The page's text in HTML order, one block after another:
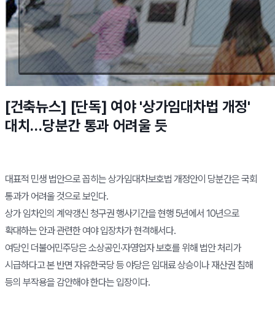
[건축뉴스] [단독] 여야 '상가임대차법 개정'
대치…당분간 통과 어려울 듯
대표적 민생 법안으로 꼽히는 상가임대차보호법 개정안이 당분간은 국회
통과가 어려울 것으로 보인다.
상가 임차인의 계약갱신 청구권 행사기간을 현행 5년에서 10년으로
확대하는 안과 관련한 여야 입장차가 현격해서다.
여당인 더불어민주당은 소상공인·자영업자 보호를 위해 법안 처리가
시급하다고 본 반면 자유한국당 등 야당은 임대료 상승이나 재산권 침해
등의 부작용을 감안해야 한다는 입장이다.